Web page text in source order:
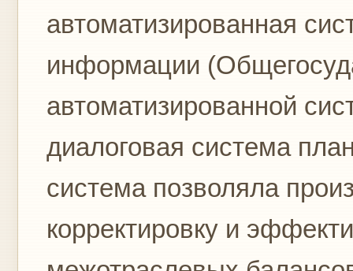
автоматизированная
информации
автоматизированной
диалоговая система
система позволяла
корректировку и